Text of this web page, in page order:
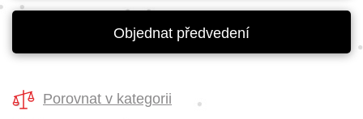
Objednat předvedení
Porovnat v kategorii